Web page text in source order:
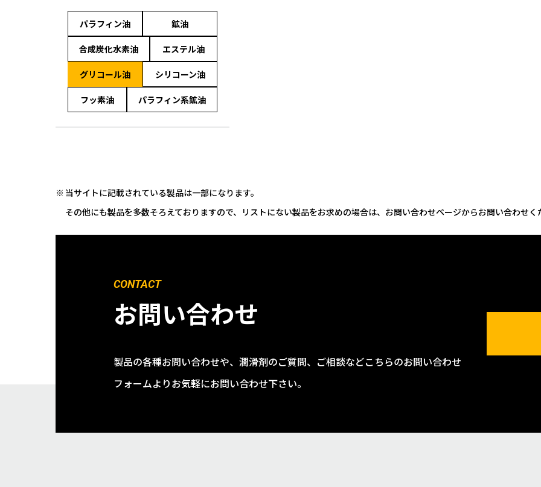
パラフィン油 鉱油
合成炭化水素油 エステル油
グリコール油 シリコーン油
フッ素油 パラフィン系鉱油
当サイトに記載されている製品は一部になります。
その他にも製品を多数そろえておりますので、リストにない製品をお求めの場合は、お問い合わせページからお問い合わせく
CONTACT
お問い合わせ
製品の各種お問い合わせや、潤滑剤のご質問、ご相談などこちらのお問い合わせ
フォームよりお気軽にお問い合わせ下さい。